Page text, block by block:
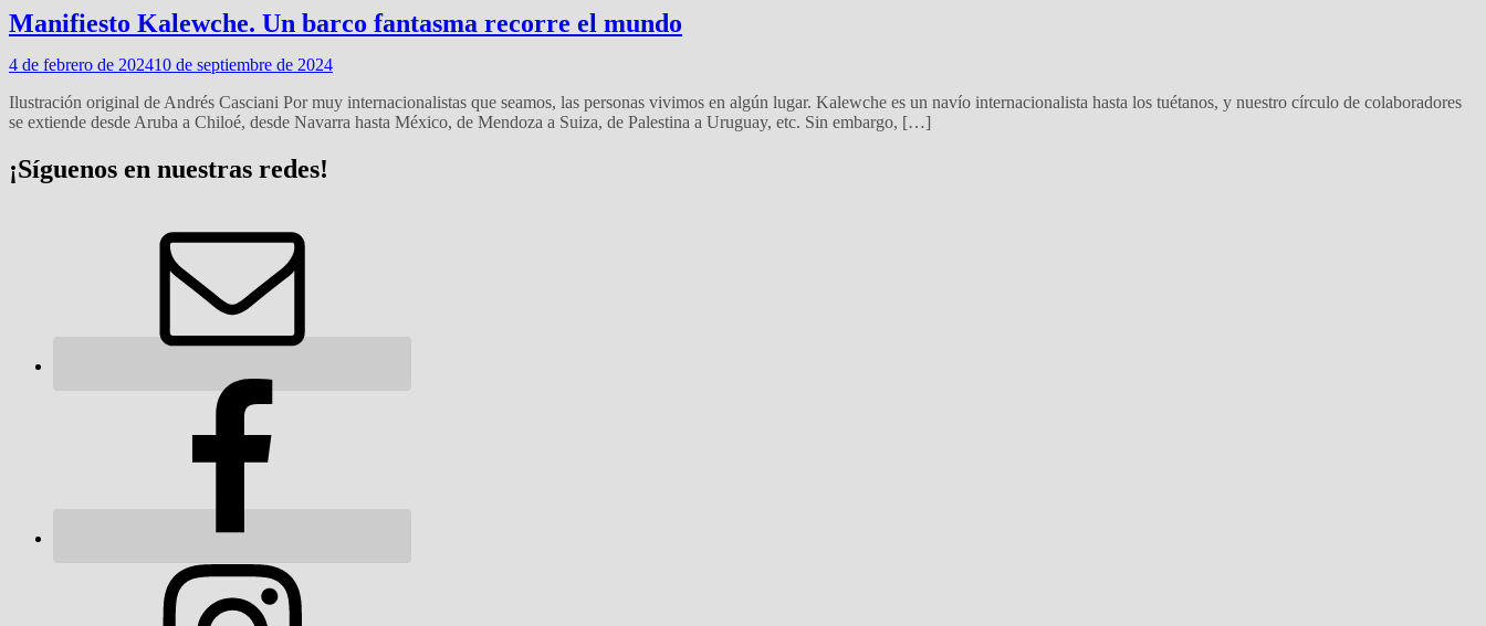
Manifiesto Kalewche. Un barco fantasma recorre el mundo
4 de febrero de 202410 de septiembre de 2024
Ilustración original de Andrés Casciani Por muy internacionalistas que seamos, las personas vivimos en algún lugar. Kalewche es un navío internacionalista hasta los tuétanos, y nuestro círculo de colaboradores
se extiende desde Aruba a Chiloé, desde Navarra hasta México, de Mendoza a Suiza, de Palestina a Uruguay, etc. Sin embargo, […]
¡Síguenos en nuestras redes!